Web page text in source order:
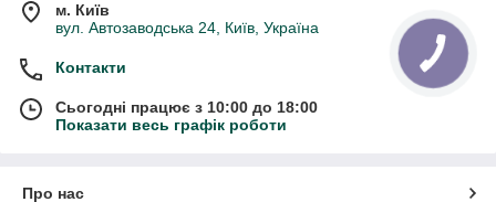
м. Київ
вул. Автозаводська 24, Київ, Україна
Контакти
Сьогодні працює з 10:00 до 18:00
Показати весь графік роботи
Про нас